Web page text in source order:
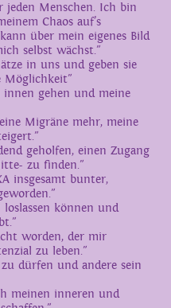
jeden Menschen. Ich bin
Chaos auf’s
über mein eigenes Bild
selbst wächst."
in uns und geben sie
Möglichkeit"
gehen und meine
Migräne mehr, meine
geholfen, einen Zugang
zu finden."
insgesamt bunter,
können und
worden, der mir
zu leben."
dürfen und andere sein
meinen inneren und